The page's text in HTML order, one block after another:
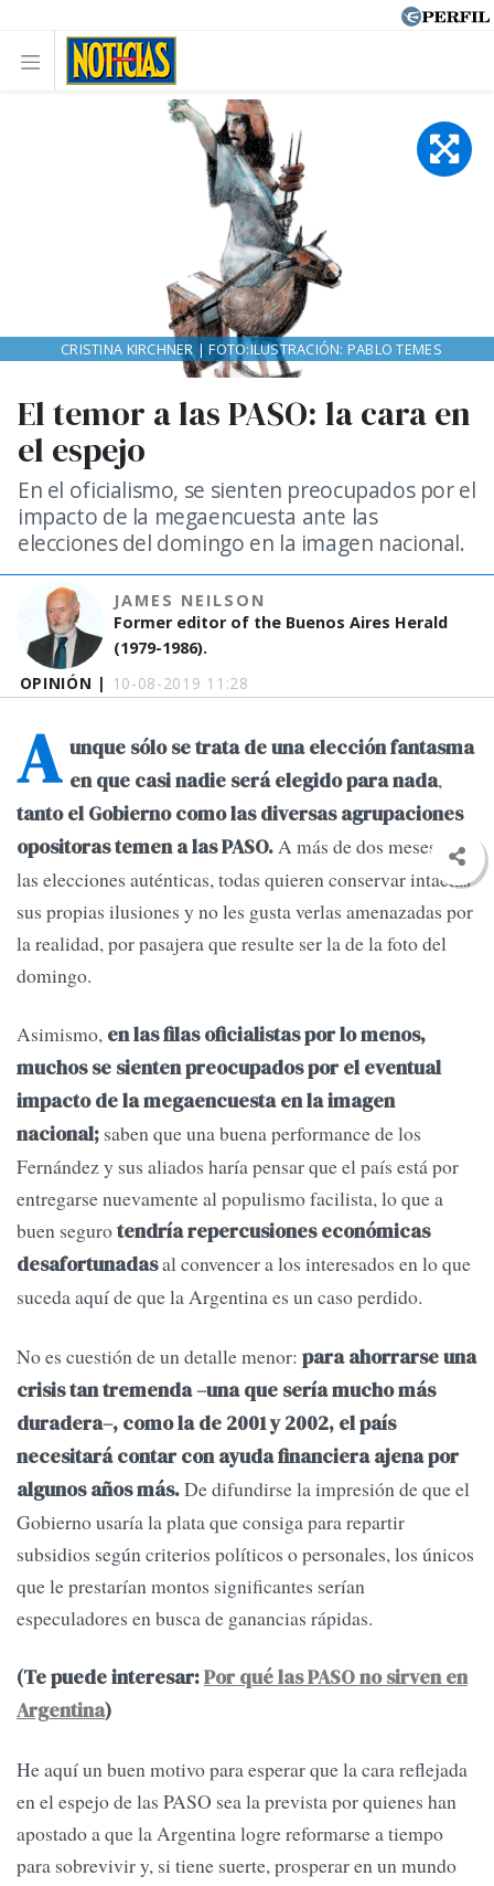
OPINIÓN | 10-08-2019 11:28
El temor a las PASO: la cara en
el espejo
En el oficialismo, se sienten preocupados por el
impacto de la megaencuesta ante las
elecciones del domingo en la imagen nacional.
JAMES NEILSON
Former editor of the Buenos Aires Herald
(1979-1986).
CRISTINA KIRCHNER | FOTO:ILUSTRACIÓN: PABLO TEMES
A unque sólo se trata de una elección fantasma
en que casi nadie será elegido para nada,
tanto el Gobierno como las diversas agrupaciones
opositoras temen a las PASO.A más de dos meses de
las elecciones auténticas, todas quieren conservar intactas
sus propias ilusiones y no les gusta verlas amenazadas por
la realidad, por pasajera que resulte ser la de la foto del
domingo.
Asimismo, en las filas oficialistas por lo menos,
muchos se sienten preocupados por el eventual
impacto de la megaencuesta en la imagen
nacional; saben que una buena performance de los
Fernández y sus aliados haría pensar que el país está por
entregarse nuevamente al populismo facilista, lo que a
buen segurotendría repercusiones económicas
desafortunadasal convencer a los interesados en lo que
suceda aquí de que la Argentina es un caso perdido.
No es cuestión de un detalle menor: para ahorrarse una
crisis tan tremenda –una que sería mucho más
duradera–, como la de 2001 y 2002, el país
necesitará contar con ayuda financiera ajena por
algunos años más.De difundirse la impresión de que el
Gobierno usaría la plata que consiga para repartir
subsidios según criterios políticos o personales, los únicos
que le prestarían montos significantes serían
especuladores en busca de ganancias rápidas.
(Te puede interesar:Por qué las PASO no sirven en
Argentina)
He aquí un buen motivo para esperar que la cara reflejada
en el espejo de las PASO sea la prevista por quienes han
apostado a que la Argentina logre reformarse a tiempo
para sobrevivir y, si tiene suerte, prosperar en un mundo